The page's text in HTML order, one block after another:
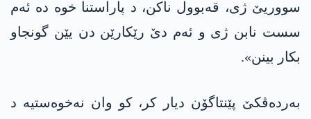
سووریێ ژی، قەبوول ناکن، د پاراستنا خوە دە ئەم
سست نابن ژی و ئەم دێ رێکارێن دن یێن گونجاو
بکار بینن».
بەردەڤکێ پێنتاگۆن دیار کر، کو وان نەخوەستیە د